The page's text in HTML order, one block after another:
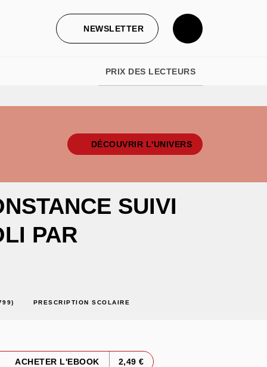
NEWSLETTER
PRIX DES LECTEURS
DÉCOUVRIR L'UNIVERS
SUIVI
PAR
PRESCRIPTION SCOLAIRE
ACHETER L'EBOOK 2,49 €